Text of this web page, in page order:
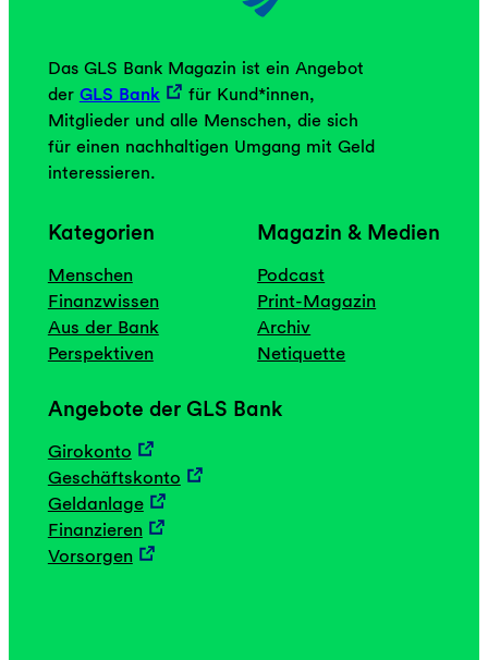
Das GLS Bank Magazin ist ein Angebot
der GLS Bank
für Kund*innen,
Mitglieder und alle Menschen, die sich
für einen nachhaltigen Umgang mit Geld
interessieren.
Kategorien
Menschen
Finanzwissen
Aus der Bank
Perspektiven
Magazin & Medien
Podcast
Print-Magazin
Archiv
Netiquette
Angebote der GLS Bank
Girokonto
Geschäftskonto
Geldanlage
Finanzieren
Vorsorgen